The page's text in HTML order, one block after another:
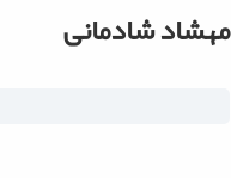
مهشاد شادمانی